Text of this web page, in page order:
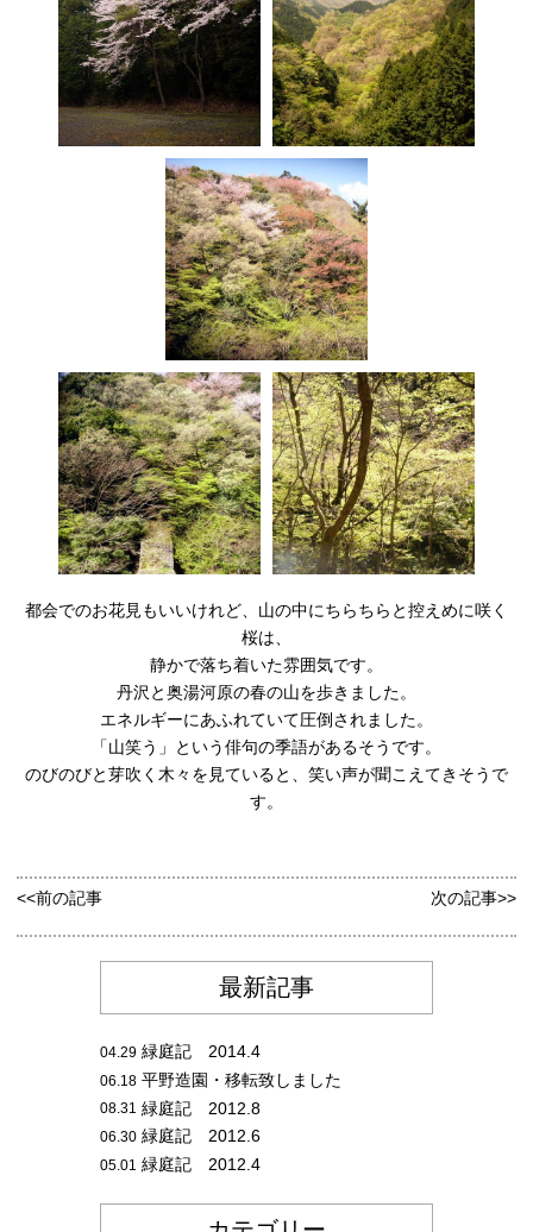
都会でのお花見もいいけれど、山の中にちらちらと控えめに咲く
桜は、
静かで落ち着いた雰囲気です。
丹沢と奥湯河原の春の山を歩きました。
エネルギーにあふれていて圧倒されました。
「山笑う」という俳句の季語があるそうです。
のびのびと芽吹く木々を見ていると、笑い声が聞こえてきそうで
す。
<<前の記事 次の記事>>
最新記事
04.29 緑庭記 2014.4
06.18 平野造園・移転致しました
08.31 緑庭記 2012.8
06.30 緑庭記 2012.6
05.01 緑庭記 2012.4